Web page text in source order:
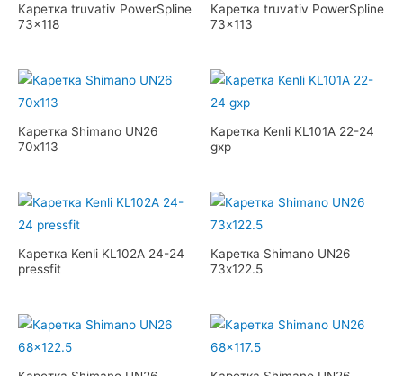
Каретка truvativ PowerSpline
73×118
Каретка truvativ PowerSpline
73×113
Каретка Shimano UN26
70х113
Каретка Kenli KL101А 22-24
gxp
Каретка Kenli KL102А 24-24
pressfit
Каретка Shimano UN26
73х122.5